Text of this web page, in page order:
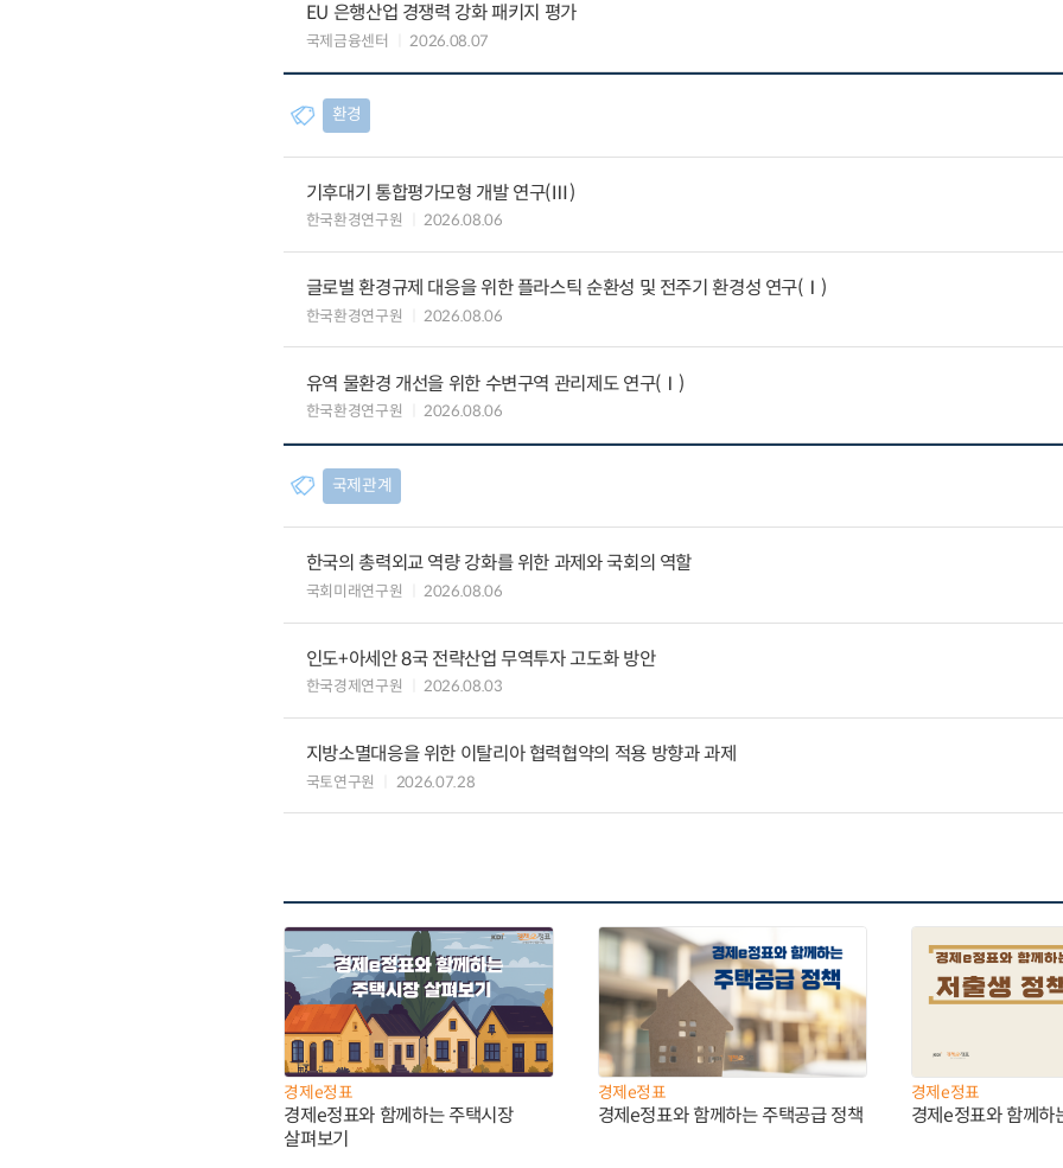
EU 은행산업 경쟁력 강화 패키지 평가
국제금융센터 2026.08.07
환경
기후대기 통합평가모형 개발 연구(Ⅲ)
한국환경연구원 2026.08.06
글로벌 환경규제 대응을 위한 플라스틱 순환성 및 전주기 환경성 연구(Ⅰ)
한국환경연구원 2026.08.06
유역 물환경 개선을 위한 수변구역 관리제도 연구(Ⅰ)
한국환경연구원 2026.08.06
국제관계
한국의 총력외교 역량 강화를 위한 과제와 국회의 역할
국회미래연구원 2026.08.06
인도+아세안 8국 전략산업 무역투자 고도화 방안
한국경제연구원 2026.08.03
지방소멸대응을 위한 이탈리아 협력협약의 적용 방향과 과제
국토연구원 2026.07.28
경제e정표
경제e정표와 함께하는 주택시장
살펴보기
경제e정표
경제e정표와 함께하는 주택공급 정책
경제e정표
경제e정표와 함께하